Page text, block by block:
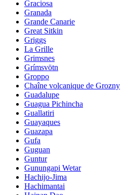
Graciosa
Granada
Grande Canarie
Great Sitkin
Griggs
La Grille
Grimsnes
Grímsvötn
Groppo
Chaîne volcanique de Grozny
Guadalupe
Guagua Pichincha
Guallatiri
Guayaques
Guazapa
Gufa
Guguan
Guntur
Gunungapi Wetar
Hachijo-Jima
Hachimantai